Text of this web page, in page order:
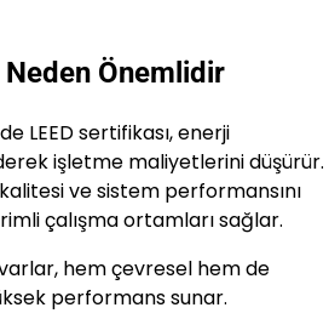
Neden Önemlidir
LEED sertifikası, enerji
işletme maliyetlerini düşürür.
ve sistem performansını
çalışma ortamları sağlar.
hem çevresel hem de
performans sunar.